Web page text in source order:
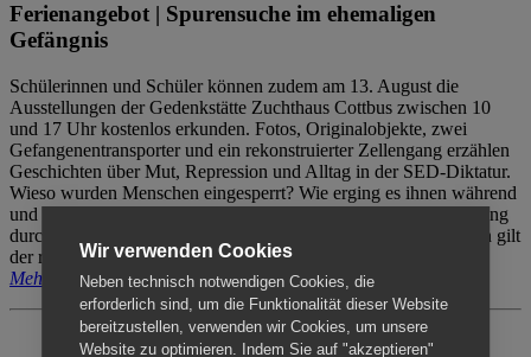
Ferienangebot | Spurensuche im ehemaligen
Gefängnis
Schülerinnen und Schüler können zudem am 13. August die
Ausstellungen der Gedenkstätte Zuchthaus Cottbus zwischen 10
und 17 Uhr kostenlos erkunden. Fotos, Originalobjekte, zwei
Gefangenentransporter und ein rekonstruierter Zellengang erzählen
Geschichten über Mut, Repression und Alltag in der SED-Diktatur.
Wieso wurden Menschen eingesperrt? Wie erging es ihnen während
und nach der Haft? Der Besuch erfolgt individuell ohne Betreuung
durch das Menschenrechtszentrum Cottbus. Für Begleitpersonen gilt
der reguläre Eintritt (8€ / ermäßigt 5€).
Mehr erfahren
Wir verwenden Cookies
Neben technisch notwendigen Cookies, die
erforderlich sind, um die Funktionalität dieser Website
bereitzustellen, verwenden wir Cookies, um unsere
Website zu optimieren. Indem Sie auf "akzeptieren"